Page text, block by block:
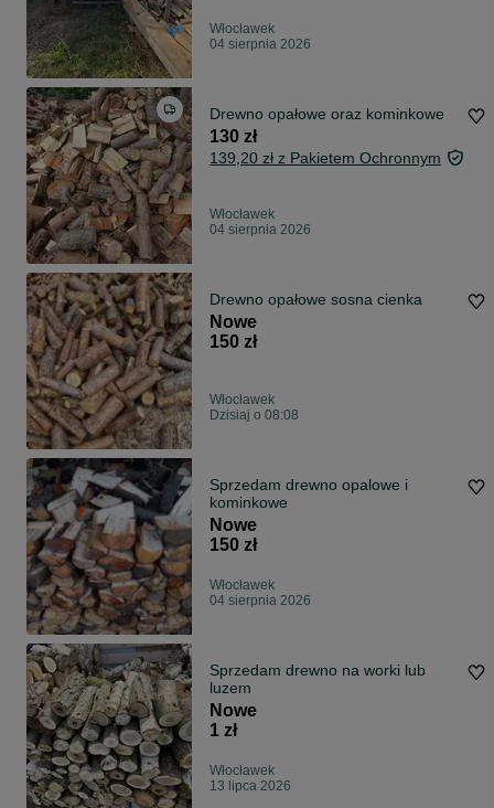
Włocławek
04 sierpnia 2026
Drewno opałowe oraz kominkowe
130 zł
139,20 zł z Pakietem Ochronnym
Włocławek
04 sierpnia 2026
Drewno opałowe sosna cienka
Nowe
150 zł
Włocławek
Dzisiaj o 08:08
Sprzedam drewno opalowe i
kominkowe
Nowe
150 zł
Włocławek
04 sierpnia 2026
Sprzedam drewno na worki lub
luzem
Nowe
1 zł
Włocławek
13 lipca 2026